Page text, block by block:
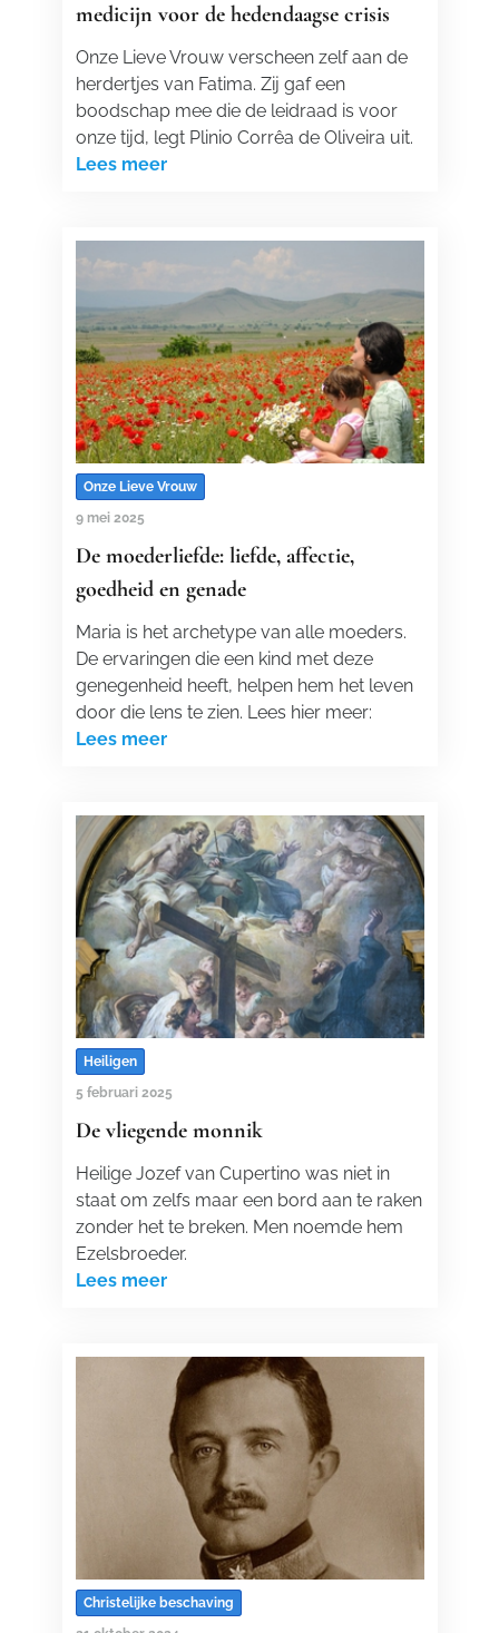
medicijn voor de hedendaagse crisis
Onze Lieve Vrouw verscheen zelf aan de
herdertjes van Fatima. Zij gaf een
boodschap mee die de leidraad is voor
onze tijd, legt Plinio Corrêa de Oliveira uit.
Lees meer
Onze Lieve Vrouw
9 mei 2025
De moederliefde: liefde, affectie,
goedheid en genade
Maria is het archetype van alle moeders.
De ervaringen die een kind met deze
genegenheid heeft, helpen hem het leven
door die lens te zien. Lees hier meer:
Lees meer
Heiligen
5 februari 2025
De vliegende monnik
Heilige Jozef van Cupertino was niet in
staat om zelfs maar een bord aan te raken
zonder het te breken. Men noemde hem
Ezelsbroeder.
Lees meer
Christelijke beschaving